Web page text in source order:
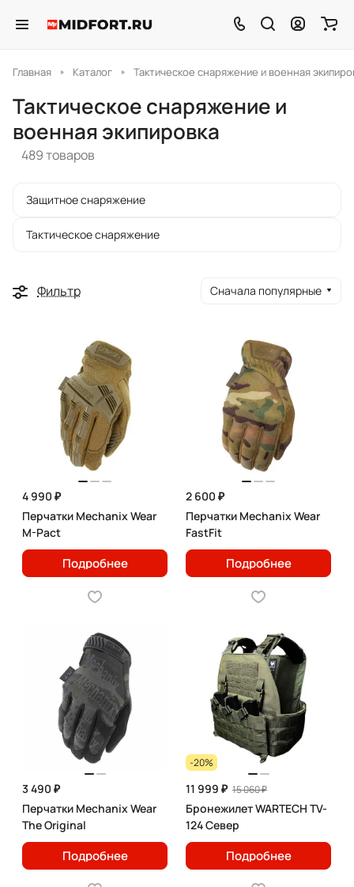
Главная Каталог Тактическое снаряжение и военная
Тактическое снаряжение и
военная экипировка
489 товаров
Защитное снаряжение
Тактическое снаряжение
Фильтр Сначала популярные
4 990 ₽
Перчатки Mechanix Wear
M-Pact
Подробнее
2 600 ₽
Перчатки Mechanix Wear
FastFit
Подробнее
3 490 ₽
Перчатки Mechanix Wear
The Original
Подробнее
-20%
11 999 ₽ 15 060 ₽
Бронежилет WARTECH TV-
124 Север
Подробнее